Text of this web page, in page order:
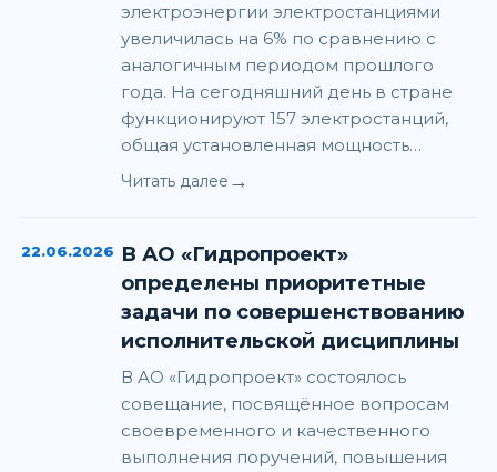
электроэнергии электростанциями
увеличилась на 6% по сравнению с
аналогичным периодом прошлого
года. На сегодняшний день в стране
функционируют 157 электростанций,
общая установленная мощность…
Читать далее →
22.06.2026 В АО «Гидропроект»
определены приоритетные
задачи по совершенствованию
исполнительской дисциплины
В АО «Гидропроект» состоялось
совещание, посвящённое вопросам
своевременного и качественного
выполнения поручений, повышения